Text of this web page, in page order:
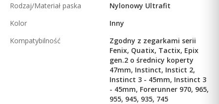
Rodzaj/Materiał paska
Nylonowy Ultrafit
Kolor
Inny
Kompatybilność
Zgodny z zegarkami serii
Fenix, Quatix, Tactix, Epix
gen.2 o średnicy koperty
47mm, Instinct, Instict 2,
Instinct 3 - 45mm, Instinct 3
- 45mm, Forerunner 970, 965,
955, 945, 935, 745